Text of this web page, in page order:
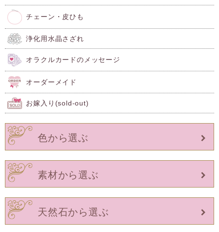
チェーン・皮ひも
浄化用水晶さざれ
オラクルカードのメッセージ
オーダーメイド
お嫁入り(sold-out)
色から選ぶ
素材から選ぶ
天然石から選ぶ